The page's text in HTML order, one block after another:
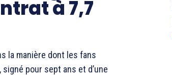
à 7,7
la manière dont les fans
pour sept ans et d’une